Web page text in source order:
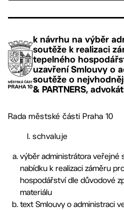
k návrhu na výběr
soutěže k realizaci
tepelného
uzavření Smlouvy o
soutěže o
& PARTNERS,
Rada městské části Praha 10
I. schvaluje
výběr administrátora veřejné
nabídku k realizaci záměru
hospodářství dle důvodové
materiálu
text Smlouvy o administraci